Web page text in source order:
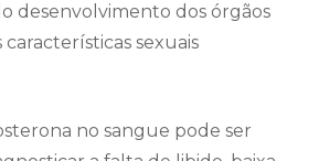
desenvolvimento dos órgãos
características sexuais
no sangue pode ser